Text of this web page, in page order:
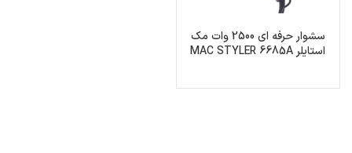
سشوار حرفه ای 2500 وات مک
استایلر MAC STYLER 6685A